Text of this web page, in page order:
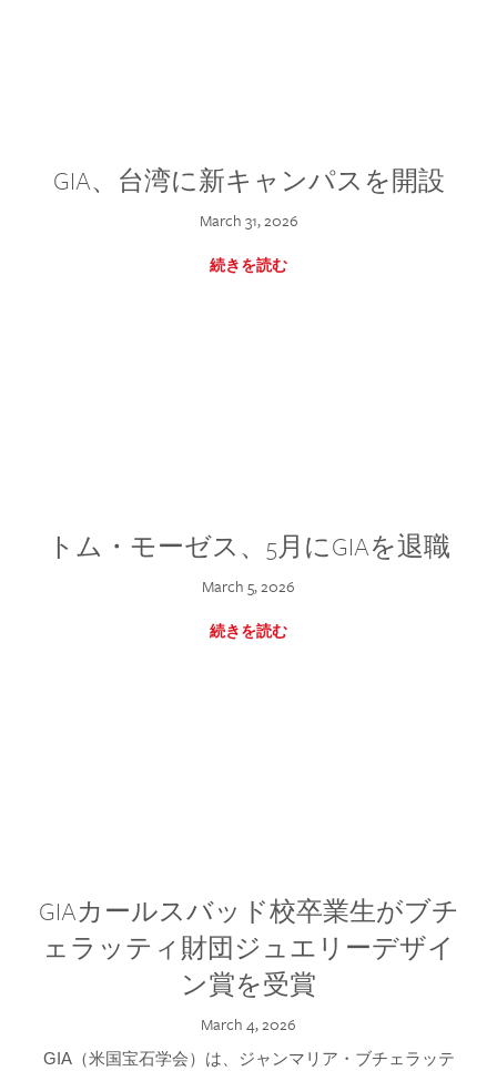
GIA、台湾に新キャンパスを開設
March 31, 2026
続きを読む
トム・モーゼス、5月にGIAを退職
March 5, 2026
続きを読む
GIAカールスバッド校卒業生がブチ
ェラッティ財団ジュエリーデザイ
ン賞を受賞
March 4, 2026
GIA（米国宝石学会）は、ジャンマリア・ブチェラッテ